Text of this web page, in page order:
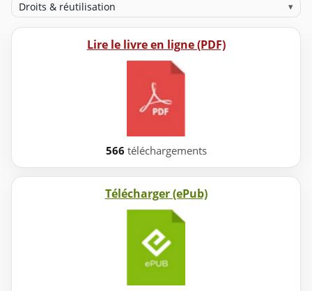
Droits & réutilisation ▾
Lire le livre en ligne (PDF)
566 téléchargements
Télécharger (ePub)